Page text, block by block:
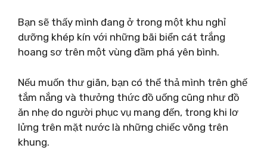
Bạn sẽ thấy mình đang ở trong một khu nghỉ
dưỡng khép kín với những bãi biển cát trắng
hoang sơ trên một vùng đầm phá yên bình.
Nếu muốn thư giãn, bạn có thể thả mình trên ghế
tắm nắng và thưởng thức đồ uống cũng như đồ
ăn nhẹ do người phục vụ mang đến, trong khi lơ
lửng trên mặt nước là những chiếc võng trên
khung.